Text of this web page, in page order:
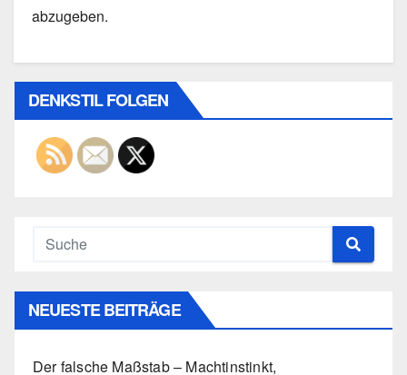
abzugeben.
DENKSTIL FOLGEN
NEUESTE BEITRÄGE
Der falsche Maßstab – Machtinstinkt,